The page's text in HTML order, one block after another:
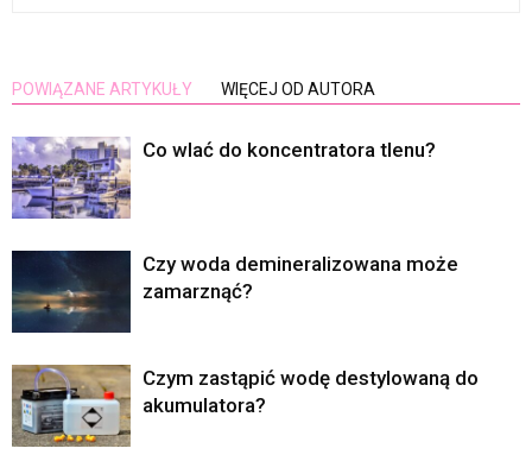
POWIĄZANE ARTYKUŁY WIĘCEJ OD AUTORA
Co wlać do koncentratora tlenu?
Czy woda demineralizowana może
zamarznąć?
Czym zastąpić wodę destylowaną do
akumulatora?